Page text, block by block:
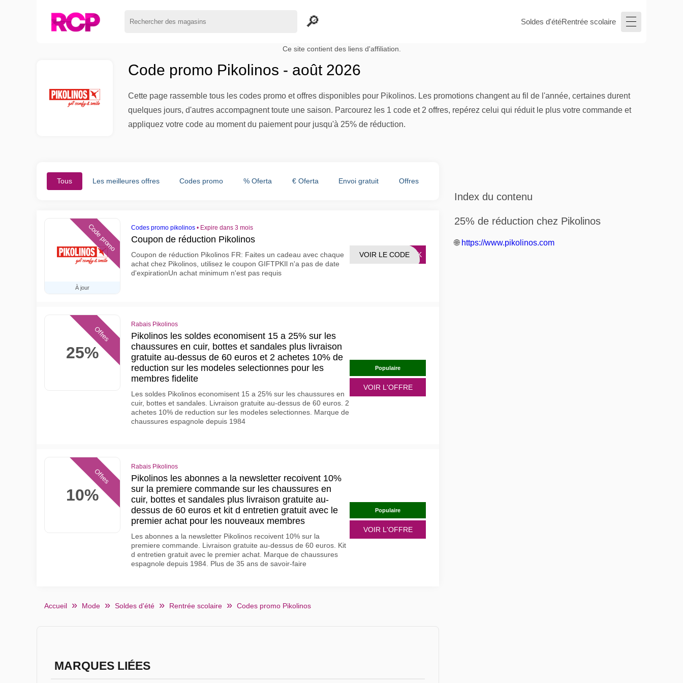
Soldes d'étéRentrée scolaire
Ce site contient des liens d'affiliation.
Code promo Pikolinos - août 2026
Cette page rassemble tous les codes promo et offres disponibles pour Pikolinos. Les promotions changent au fil de l'année, certaines durent
quelques jours, d'autres accompagnent toute une saison. Parcourez les 1 code et 2 offres, repérez celui qui réduit le plus votre commande et
appliquez votre code au moment du paiement pour jusqu'à 25% de réduction.
Tous Les meilleures offres Codes promo % Oferta € Oferta Envoi gratuit Offres
À jour
Code promo Codes promo pikolinos • Expire dans 3 mois
Coupon de réduction Pikolinos
Coupon de réduction Pikolinos FR: Faites un cadeau avec chaque
achat chez Pikolinos, utilisez le coupon GIFTPKIl n'a pas de date
d'expirationUn achat minimum n'est pas requis
FTPK
VOIR LE CODE
25%
Offres
Rabais Pikolinos
Pikolinos les soldes economisent 15 a 25% sur les
chaussures en cuir, bottes et sandales plus livraison
gratuite au-dessus de 60 euros et 2 achetes 10% de
reduction sur les modeles selectionnes pour les
membres fidelite
Les soldes Pikolinos economisent 15 a 25% sur les chaussures en
cuir, bottes et sandales. Livraison gratuite au-dessus de 60 euros. 2
achetes 10% de reduction sur les modeles selectionnes. Marque de
chaussures espagnole depuis 1984
Populaire
VOIR L'OFFRE
10%
Offres
Rabais Pikolinos
Pikolinos les abonnes a la newsletter recoivent 10%
sur la premiere commande sur les chaussures en
cuir, bottes et sandales plus livraison gratuite au-
dessus de 60 euros et kit d entretien gratuit avec le
premier achat pour les nouveaux membres
Les abonnes a la newsletter Pikolinos recoivent 10% sur la
premiere commande. Livraison gratuite au-dessus de 60 euros. Kit
d entretien gratuit avec le premier achat. Marque de chaussures
espagnole depuis 1984. Plus de 35 ans de savoir-faire
Populaire
VOIR L'OFFRE
Accueil Mode Soldes d'été Rentrée scolaire Codes promo Pikolinos
MARQUES LIÉES
Index du contenu
25% de réduction chez Pikolinos
🌐 https://www.pikolinos.com